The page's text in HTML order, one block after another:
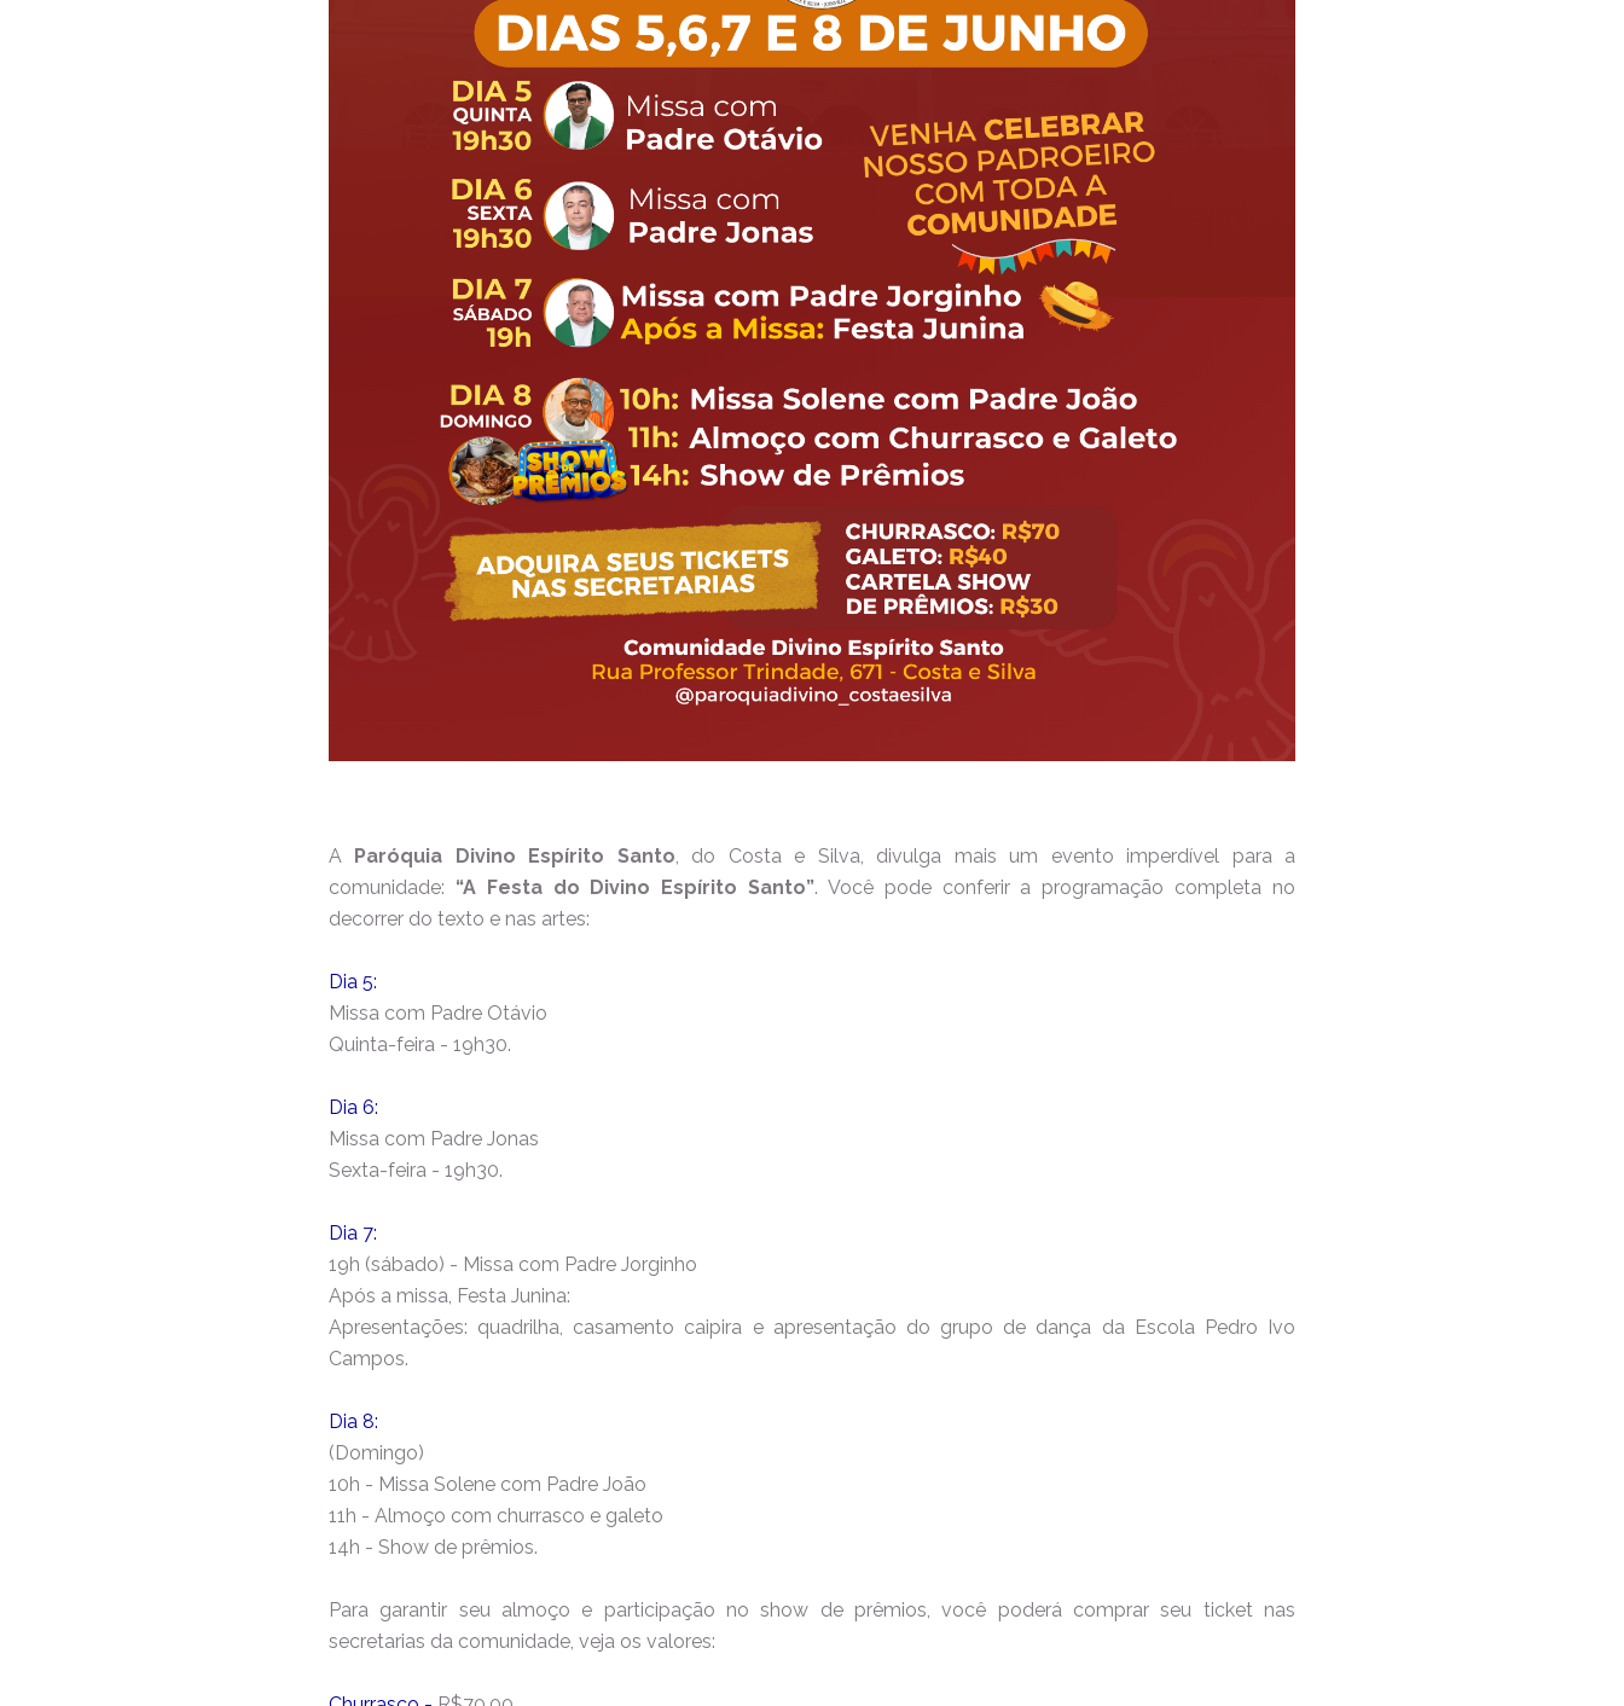
A Paróquia Divino Espírito Santo, do Costa e Silva, divulga mais um evento imperdível para a
comunidade: “A Festa do Divino Espírito Santo”. Você pode conferir a programação completa no
decorrer do texto e nas artes:
Dia 5:
Missa com Padre Otávio
Quinta-feira - 19h30.
Dia 6:
Missa com Padre Jonas
Sexta-feira - 19h30.
Dia 7:
19h (sábado) - Missa com Padre Jorginho
Após a missa, Festa Junina:
Apresentações: quadrilha, casamento caipira e apresentação do grupo de dança da Escola Pedro Ivo
Campos.
Dia 8:
(Domingo)
10h - Missa Solene com Padre João
11h - Almoço com churrasco e galeto
14h - Show de prêmios.
Para garantir seu almoço e participação no show de prêmios, você poderá comprar seu ticket nas
secretarias da comunidade, veja os valores: